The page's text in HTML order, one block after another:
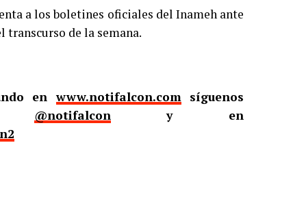
a los boletines oficiales del Inameh ante
transcurso de la semana.
enwww.notifalcon.comsíguenos
@notifalcony en